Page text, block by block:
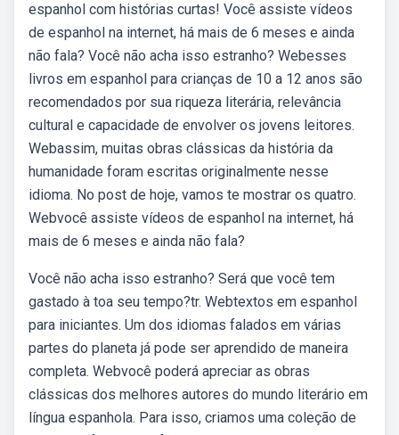
espanhol com histórias curtas! Você assiste vídeos
de espanhol na internet, há mais de 6 meses e ainda
não fala? Você não acha isso estranho? Webesses
livros em espanhol para crianças de 10 a 12 anos são
recomendados por sua riqueza literária, relevância
cultural e capacidade de envolver os jovens leitores.
Webassim, muitas obras clássicas da história da
humanidade foram escritas originalmente nesse
idioma. No post de hoje, vamos te mostrar os quatro.
Webvocê assiste vídeos de espanhol na internet, há
mais de 6 meses e ainda não fala?
Você não acha isso estranho? Será que você tem
gastado à toa seu tempo?tr. Webtextos em espanhol
para iniciantes. Um dos idiomas falados em várias
partes do planeta já pode ser aprendido de maneira
completa. Webvocê poderá apreciar as obras
clássicas dos melhores autores do mundo literário em
língua espanhola. Para isso, criamos uma coleção de